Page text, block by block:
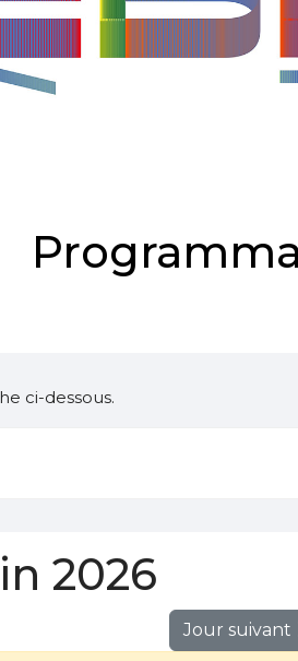
ci-dessous.
2026
Jour suivant